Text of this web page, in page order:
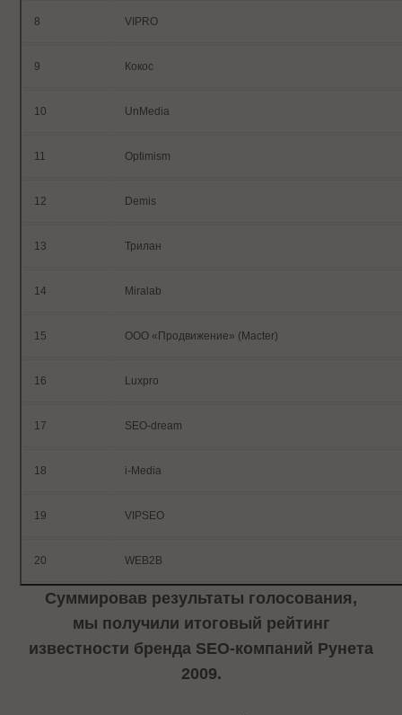
8 VIPRO
9 Кокос
10 UnMedia
11 Optimism
12 Demis
13 Трилан
14 Miralab
15 ООО «Продвижение» (Macter)
16 Luxpro
17 SEO-dream
18 i-Media
19 VIPSEO
20 WEB2B
Суммировав результаты голосования,
мы получили итоговый рейтинг
известности бренда SEO-компаний Рунета
2009.